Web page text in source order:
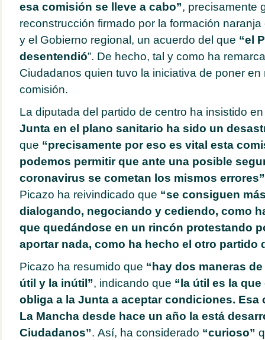
esa comisión se lleve a cabo”, precisamente
reconstrucción firmado por la formación
y el Gobierno regional, un acuerdo del que “el
desentendió”. De hecho, tal y como ha
Ciudadanos quien tuvo la iniciativa de poner en
comisión.
La diputada del partido de centro ha insistido
Junta en el plano sanitario ha sido un
que “precisamente por eso es vital esta
podemos permitir que ante una posible
coronavirus se cometan los mismos errores”
Picazo ha reivindicado que “se consiguen
dialogando, negociando y cediendo, como
que quedándose en un rincón protestando
aportar nada, como ha hecho el otro partido
Picazo ha resumido que “hay dos maneras
útil y la inútil”, indicando que “la útil es la
obliga a la Junta a aceptar condiciones. Esa
La Mancha desde hace un año la está
Ciudadanos”. Así, ha considerado “curioso”